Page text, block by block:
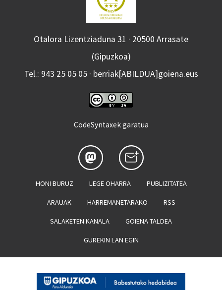
Otalora Lizentziaduna 31 · 20500 Arrasate
(Gipuzkoa)
Tel.: 943 25 05 05 · berriak[ABILDUA]goiena.eus
CodeSyntaxek garatua
HONI BURUZ LEGE OHARRA PUBLIZITATEA
ARAUAK HARREMANETARAKO RSS
SALAKETEN KANALA GOIENA TALDEA
GUREKIN LAN EGIN